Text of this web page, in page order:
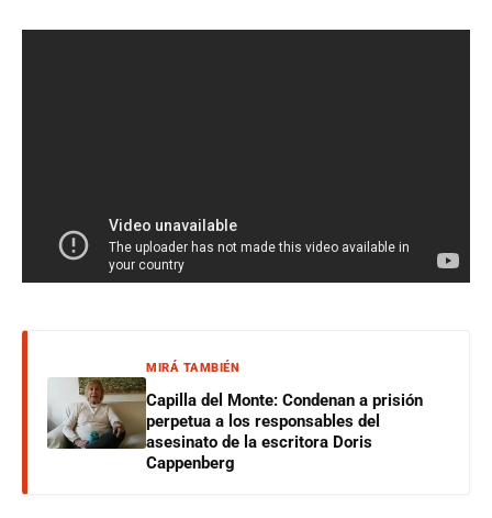
MIRÁ TAMBIÉN
Capilla del Monte: Condenan a prisión
perpetua a los responsables del
asesinato de la escritora Doris
Cappenberg